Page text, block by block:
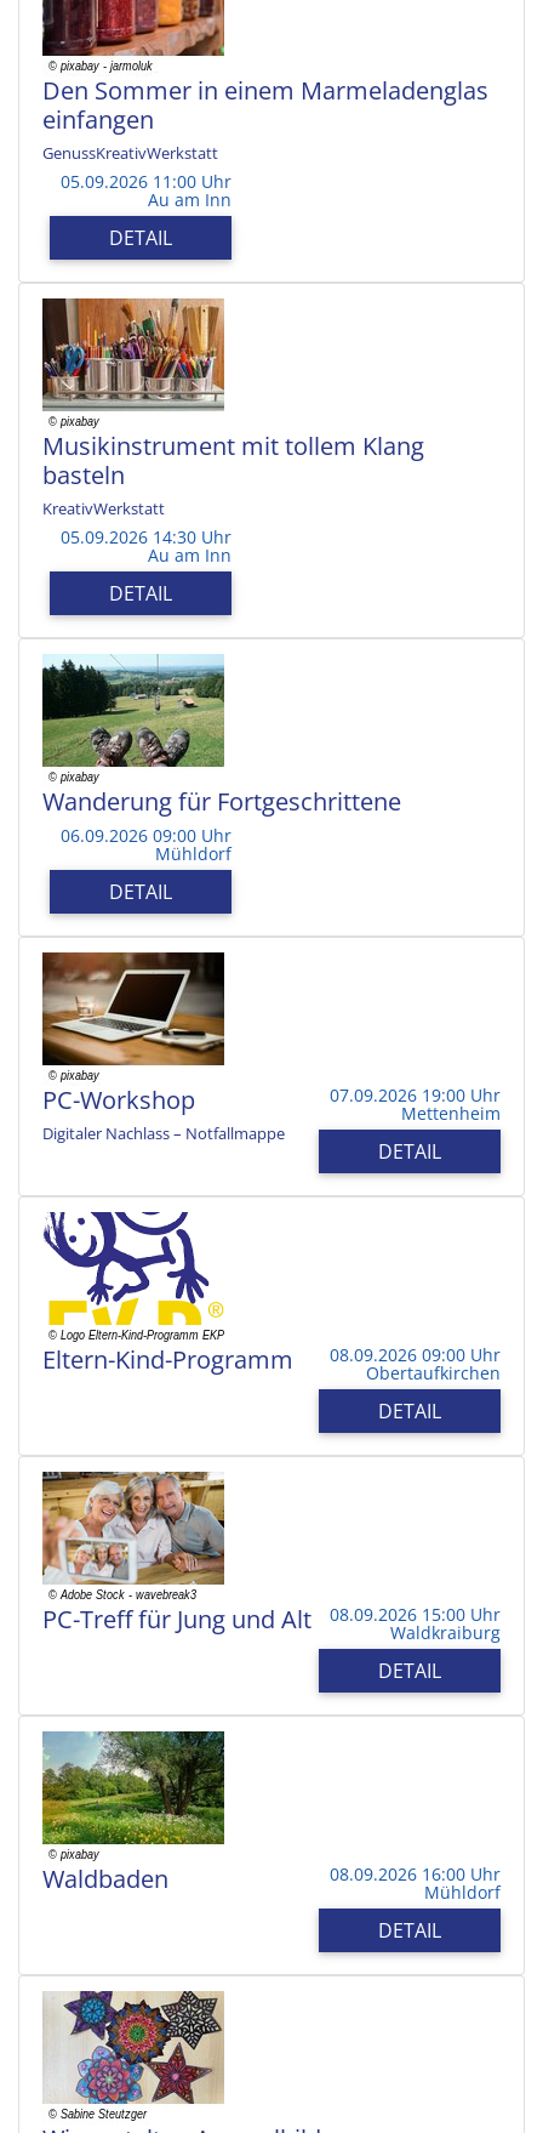
Den Sommer in einem Marmeladenglas
einfangen
GenussKreativWerkstatt
05.09.2026 11:00 Uhr
Au am Inn
DETAIL
Musikinstrument mit tollem Klang
basteln
KreativWerkstatt
05.09.2026 14:30 Uhr
Au am Inn
DETAIL
Wanderung für Fortgeschrittene
06.09.2026 09:00 Uhr
Mühldorf
DETAIL
PC-Workshop
Digitaler Nachlass – Notfallmappe
07.09.2026 19:00 Uhr
Mettenheim
DETAIL
Eltern-Kind-Programm 08.09.2026 09:00 Uhr
Obertaufkirchen
DETAIL
PC-Treff für Jung und Alt 08.09.2026 15:00 Uhr
Waldkraiburg
DETAIL
Waldbaden 08.09.2026 16:00 Uhr
Mühldorf
DETAIL